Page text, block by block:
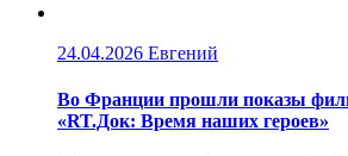
24.04.2026 Евгений
Во Франции прошли показы
«RT.Док: Время наших героев»